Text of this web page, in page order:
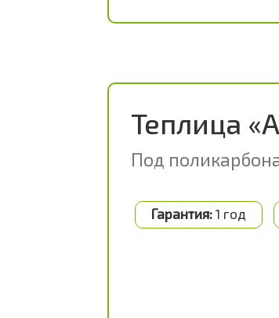
Теплица
Под
Гарантия: 1 год